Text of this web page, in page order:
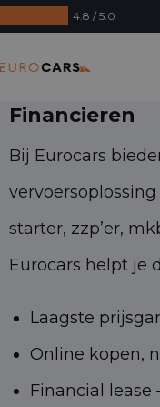
4.8 / 5.0
Financieren
Bij Eurocars
starter, zzp’er,
Eurocars helpt je
Laagste
Online kopen,
Financial lease